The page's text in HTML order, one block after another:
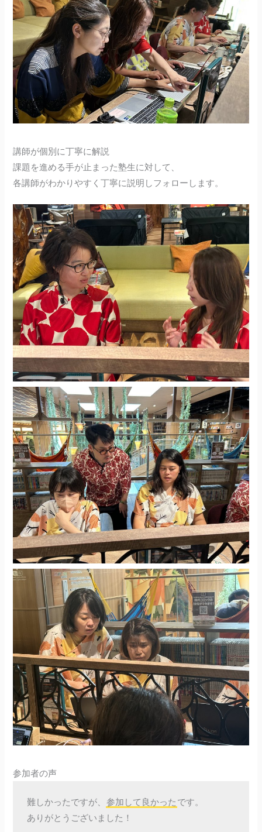
講師が個別に丁寧に解説
課題を進める手が止まった塾生に対して、
各講師がわかりやすく丁寧に説明しフォローします。
参加者の声
難しかったですが、 参加して良かった です。
ありがとうございました！